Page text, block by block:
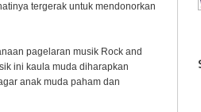
tergerak untuk mendonorkan
pagelaran musik Rock and
ini kaula muda diharapkan
anak muda paham dan